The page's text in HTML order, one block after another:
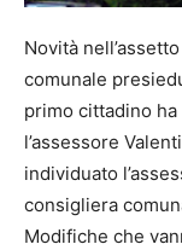
Novità
comunale
primo cittadino
l’assessore
individuato
consigliera
Modifiche che